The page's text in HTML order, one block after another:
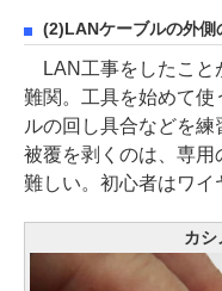
(2)LANケーブルの外側
LAN工事をしたこと
難関。工具を始めて
ルの回し具合などを
被覆を剥くのは、専用
難しい。初心者はワイ
カシ